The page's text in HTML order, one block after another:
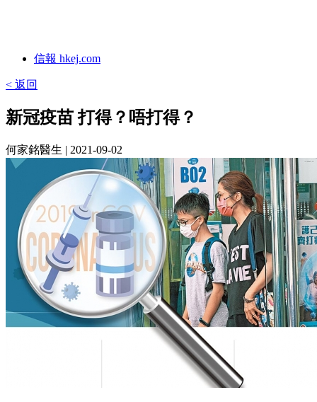
信報 hkej.com
< 返回
新冠疫苗 打得？唔打得？
何家銘醫生 | 2021-09-02